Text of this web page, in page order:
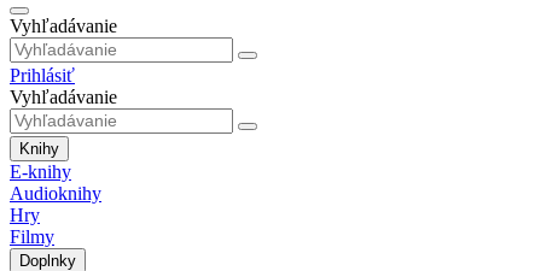
Vyhľadávanie
Prihlásiť
Vyhľadávanie
Knihy
E-knihy
Audioknihy
Hry
Filmy
Doplnky